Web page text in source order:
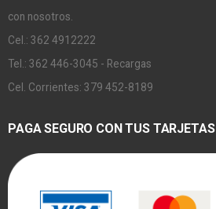
con nosotros.
Cel.: 362 4912222
Tel.: 362 446-3045 - Recargas
Cel. Corrientes: 379 452-8189
PAGA SEGURO CON TUS TARJETAS